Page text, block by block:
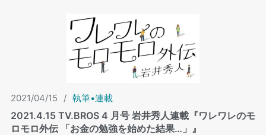
2021/04/15 / 執筆•連載
2021.4.15 TV.BROS 4 ⽉号 岩井秀⼈連載『ワレワレのモ
ロモロ外伝 「お金の勉強を始めた結果…」』